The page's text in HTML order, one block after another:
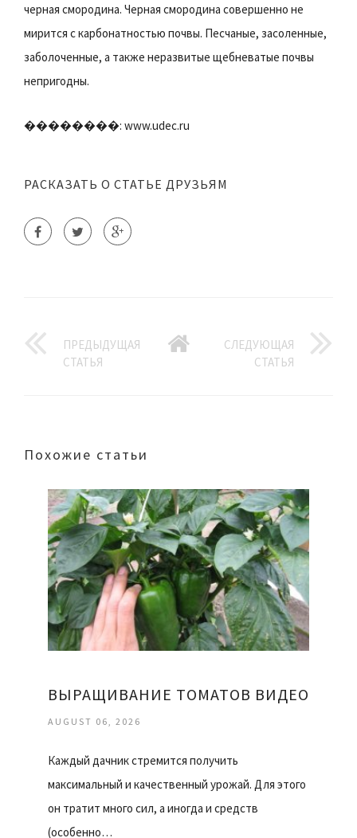
черная смородина. Черная смородина совершенно не
мирится с карбонатностью почвы. Песчаные, засоленные,
заболоченные, а также неразвитые щебневатые почвы
непригодны.
��������: www.udec.ru
РАСКАЗАТЬ О СТАТЬЕ ДРУЗЬЯМ
ПРЕДЫДУЩАЯ
СТАТЬЯ
СЛЕДУЮЩАЯ
СТАТЬЯ
Похожие статьи
ВЫРАЩИВАНИЕ ТОМАТОВ ВИДЕО
AUGUST 06, 2026
Каждый дачник стремится получить
максимальный и качественный урожай. Для этого
он тратит много сил, а иногда и средств
(особенно…